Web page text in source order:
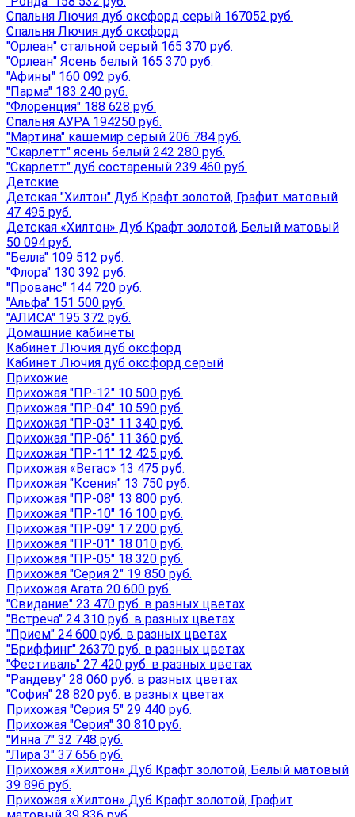
Спальня Лючия дуб оксфорд серый 167052 руб.
Спальня Лючия дуб оксфорд
"Орлеан" стальной серый 165 370 руб.
"Орлеан" Ясень белый 165 370 руб.
"Афины" 160 092 руб.
"Парма" 183 240 руб.
"Флоренция" 188 628 руб.
Спальня АУРА 194250 руб.
"Мартина" кашемир серый 206 784 руб.
"Скарлетт" ясень белый 242 280 руб.
"Скарлетт" дуб состареный 239 460 руб.
Детские
Детская "Хилтон" Дуб Крафт золотой, Графит матовый
47 495 руб.
Детская «Хилтон» Дуб Крафт золотой, Белый матовый
50 094 руб.
"Белла" 109 512 руб.
"Флора" 130 392 руб.
"Прованс" 144 720 руб.
"Альфа" 151 500 руб.
"АЛИСА" 195 372 руб.
Домашние кабинеты
Кабинет Лючия дуб оксфорд
Кабинет Лючия дуб оксфорд серый
Прихожие
Прихожая "ПР-12" 10 500 руб.
Прихожая "ПР-04" 10 590 руб.
Прихожая "ПР-03" 11 340 руб.
Прихожая "ПР-06" 11 360 руб.
Прихожая "ПР-11" 12 425 руб.
Прихожая «Вегас» 13 475 руб.
Прихожая "Ксения" 13 750 руб.
Прихожая "ПР-08" 13 800 руб.
Прихожая "ПР-10" 16 100 руб.
Прихожая "ПР-09" 17 200 руб.
Прихожая "ПР-01" 18 010 руб.
Прихожая "ПР-05" 18 320 руб.
Прихожая "Серия 2" 19 850 руб.
Прихожая Агата 20 600 руб.
"Свидание" 23 470 руб. в разных цветах
"Встреча" 24 310 руб. в разных цветах
"Прием" 24 600 руб. в разных цветах
"Бриффинг" 26370 руб. в разных цветах
"Фестиваль" 27 420 руб. в разных цветах
"Рандеву" 28 060 руб. в разных цветах
"София" 28 820 руб. в разных цветах
Прихожая "Серия 5" 29 440 руб.
Прихожая "Серия" 30 810 руб.
"Инна 7" 32 748 руб.
"Лира 3" 37 656 руб.
Прихожая «Хилтон» Дуб Крафт золотой, Белый матовый
39 896 руб.
Прихожая «Хилтон» Дуб Крафт золотой, Графит